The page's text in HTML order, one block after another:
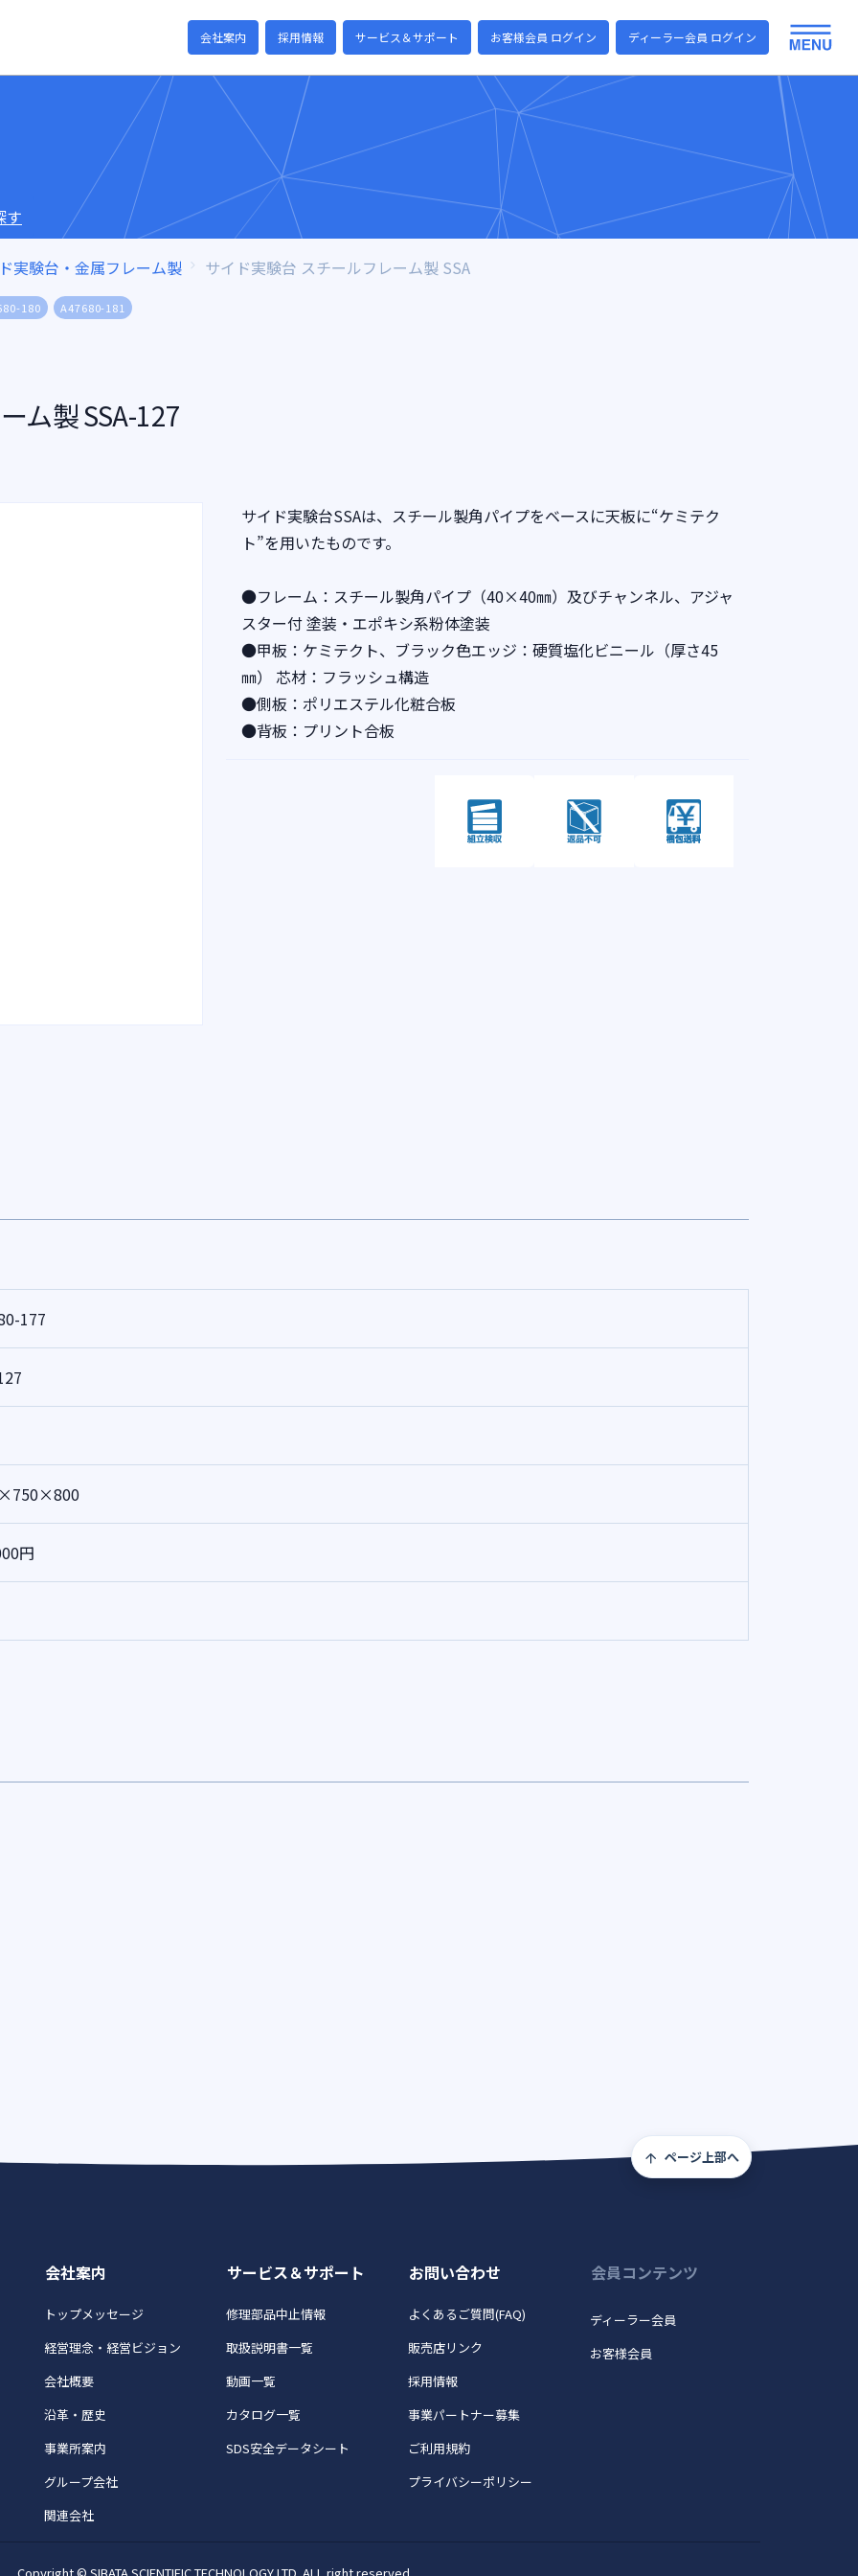
会社案内 採用情報 サービス＆サポート お客様会員 ログイン ディーラー会員 ログイン
す
実験台・金属フレーム製 サイド実験台 スチールフレーム製 SSA
180 A47680-181
ム製 SSA-127
サイド実験台SSAは、スチール製角パイプをベースに天板に“ケミテク
ト”を用いたものです。
●フレーム：スチール製角パイプ（40×40㎜）及びチャンネル、アジャ
スター付 塗装・エポキシ系粉体塗装
●甲板：ケミテクト、ブラック色エッジ：硬質塩化ビニール（厚さ45
㎜） 芯材：フラッシュ構造
●側板：ポリエステル化粧合板
●背板：プリント合板
177
円
ページ上部へ
会社案内
トップメッセージ
経営理念・経営ビジョン
会社概要
沿革・歴史
事業所案内
グループ会社
関連会社
サービス＆サポート
修理部品中止情報
取扱説明書一覧
動画一覧
カタログ一覧
SDS安全データシート
お問い合わせ
よくあるご質問(FAQ)
販売店リンク
採用情報
事業パートナー募集
ご利用規約
プライバシーポリシー
会員コンテンツ
ディーラー会員
お客様会員